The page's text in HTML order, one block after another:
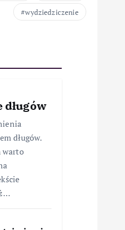
wydziedziczenie
długów
długów.
warto